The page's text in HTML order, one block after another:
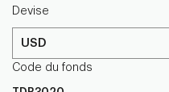
Devise
USD
Code du fonds